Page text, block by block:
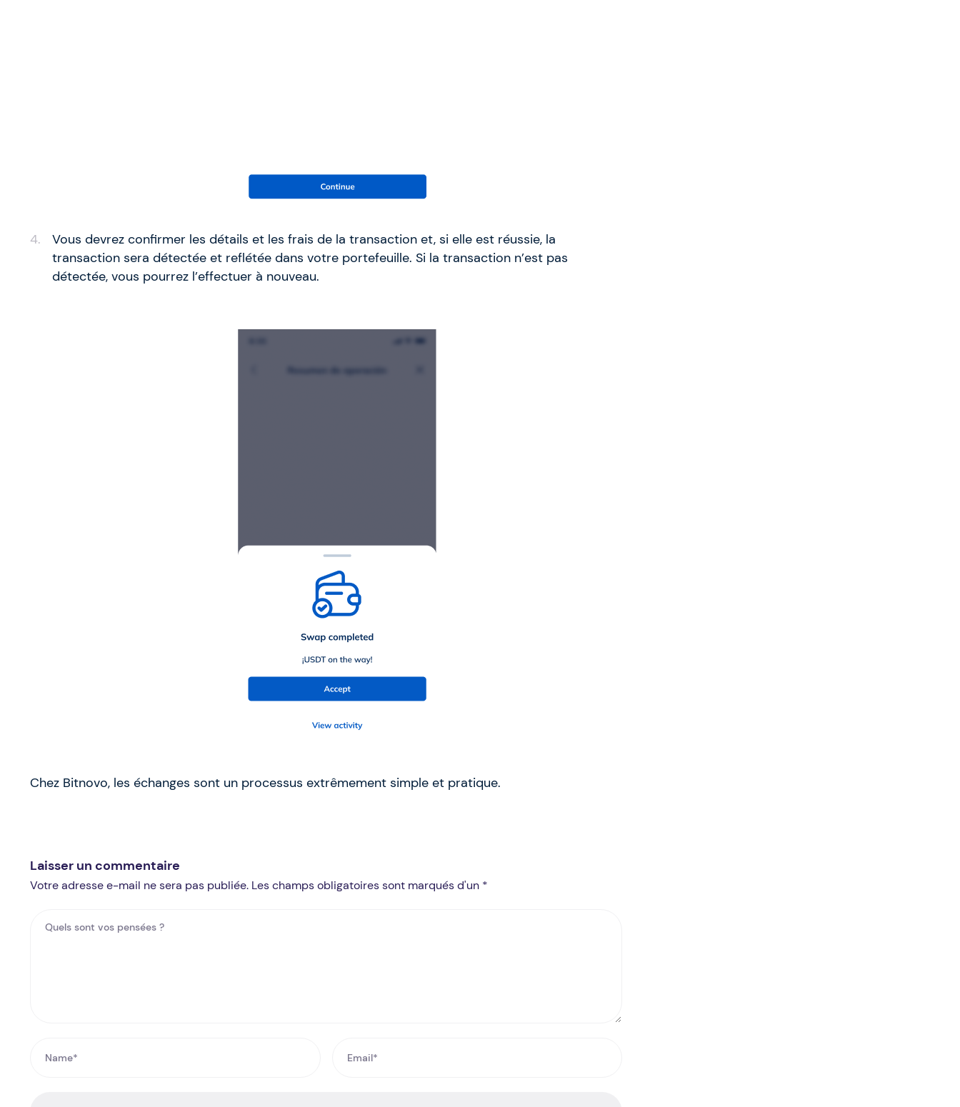
Vous devrez confirmer les détails et les frais de la transaction et, si elle est réussie, la
transaction sera détectée et reflétée dans votre portefeuille. Si la transaction n’est pas
détectée, vous pourrez l’effectuer à nouveau.
Chez Bitnovo, les échanges sont un processus extrêmement simple et pratique.
Laisser un commentaire
Votre adresse e-mail ne sera pas publiée. Les champs obligatoires sont marqués d'un *